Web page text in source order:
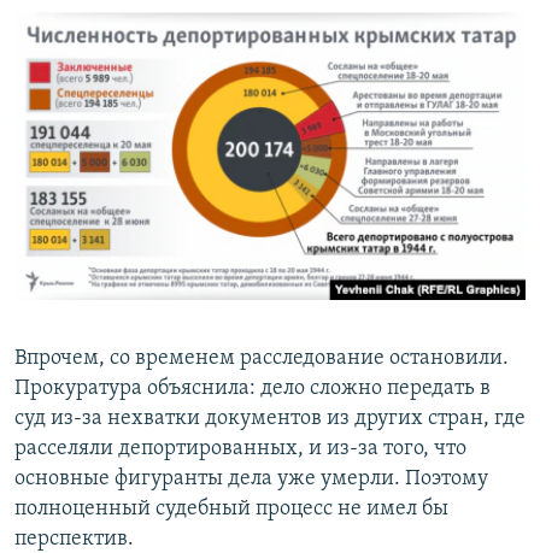
Впрочем, со временем расследование остановили.
Прокуратура объяснила: дело сложно передать в
суд из-за нехватки документов из других стран, где
расселяли депортированных, и из-за того, что
основные фигуранты дела уже умерли. Поэтому
полноценный судебный процесс не имел бы
перспектив.